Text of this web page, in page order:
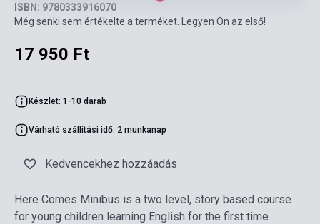
ISBN: 9780333916070
Még senki sem értékelte a terméket. Legyen Ön az első!
17 950 Ft
Készlet: 1-10 darab
Várható szállítási idő: 2 munkanap
Kedvencekhez hozzáadás
Here Comes Minibus is a two level, story based course
for young children learning English for the first time.